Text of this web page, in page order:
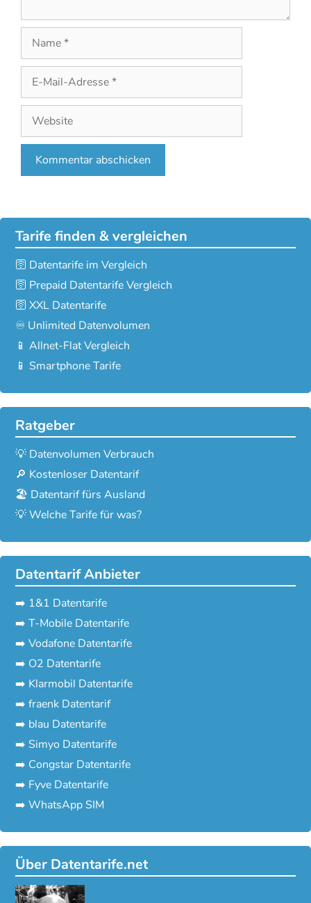
Name
Mail-
Adresse
Website
Tarife finden & vergleichen
🛜 Datentarife im Vergleich
🛜 Prepaid Datentarife Vergleich
🛜 XXL Datentarife
♾️ Unlimited Datenvolumen
📱 Allnet-Flat Vergleich
📱 Smartphone Tarife
Ratgeber
💡 Datenvolumen Verbrauch
🔎 Kostenloser Datentarif
🏖️ Datentarif fürs Ausland
💡 Welche Tarife für was?
Datentarif Anbieter
➡️ 1&1 Datentarife
➡️ T-Mobile Datentarife
➡️ Vodafone Datentarife
➡️ O2 Datentarife
➡️ Klarmobil Datentarife
➡️ fraenk Datentarif
➡️ blau Datentarife
➡️ Simyo Datentarife
➡️ Congstar Datentarife
➡️ Fyve Datentarife
➡️ WhatsApp SIM
Über Datentarife.net